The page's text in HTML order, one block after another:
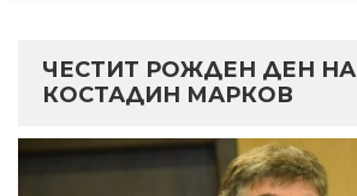
ЧЕСТИТ РОЖДЕН ДЕН НА
КОСТАДИН МАРКОВ